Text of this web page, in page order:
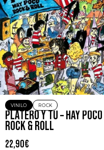
VINILO ROCK
PLATERO Y TU – HAY POCO
ROCK & ROLL
22,90€